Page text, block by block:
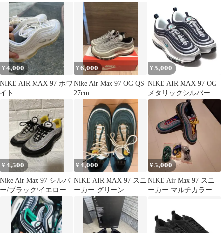
¥4,000
NIKE AIR MAX 97 ホワ
イト
¥6,000
Nike Air Max 97 OG QS
27cm
¥ 5,000
NIKE AIR MAX 97 OG
メタリックシルバー
28cm
¥4,500
Nike Air Max 97 シルバ
ー/ブラック/イエロー
¥4,000
NIKE AIR MAX 97 スニ
ーカー グリーン
¥5,000
NIKE Air Max 97 スニ
ーカー マルチカラー 替